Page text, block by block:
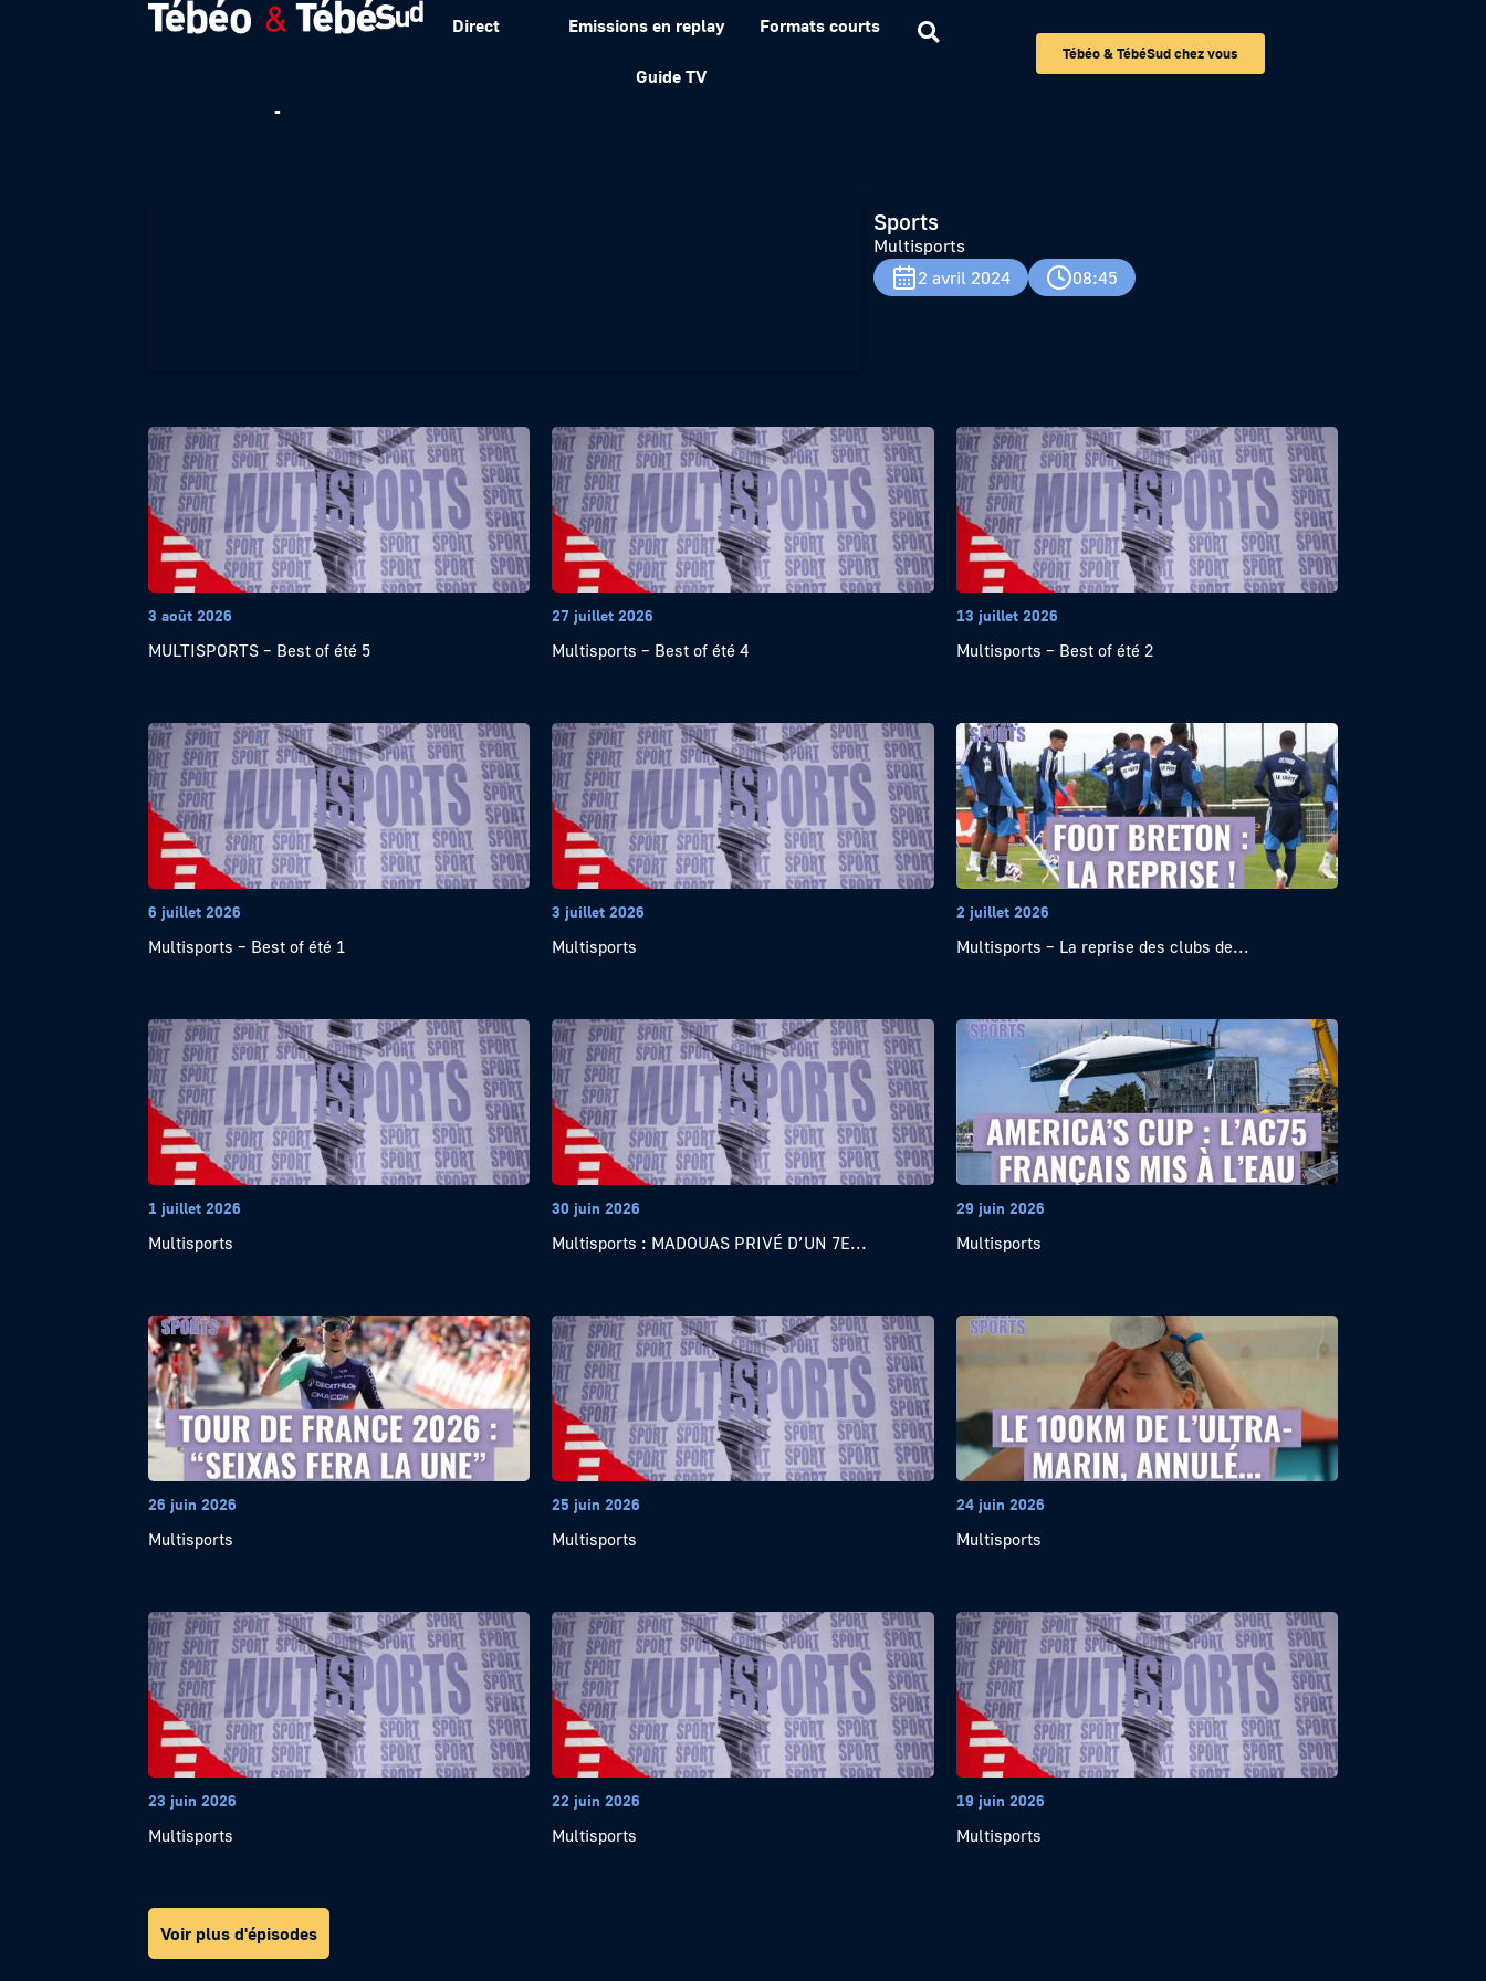
Direct Emissions en replay Formats courts
Guide TV
Tébéo & TébéSud chez vous
Sports
Multisports
2 avril 2024
08:45
3 août 2026
MULTISPORTS – Best of été 5
27 juillet 2026
Multisports – Best of été 4
13 juillet 2026
Multisports – Best of été 2
6 juillet 2026
Multisports – Best of été 1
3 juillet 2026
Multisports
2 juillet 2026
Multisports – La reprise des clubs de...
1 juillet 2026
Multisports
30 juin 2026
Multisports : MADOUAS PRIVÉ D’UN 7E...
29 juin 2026
Multisports
26 juin 2026
Multisports
25 juin 2026
Multisports
24 juin 2026
Multisports
23 juin 2026
Multisports
22 juin 2026
Multisports
19 juin 2026
Multisports
Voir plus d'épisodes